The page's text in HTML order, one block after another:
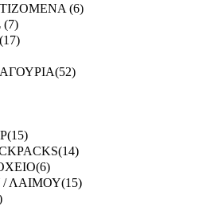
(6)
(7)
(17)
(52)
(15)
(14)
(6)
ΛΑΙΜΟΥ(15)